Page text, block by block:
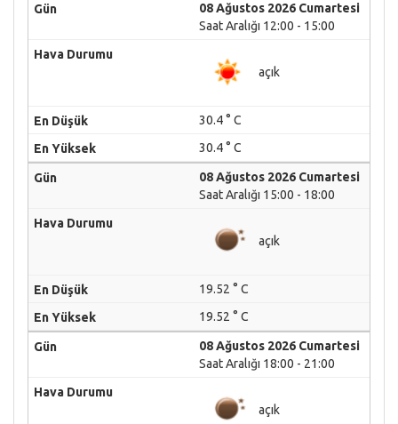
08 Ağustos 2026 Cumartesi
Saat Aralığı 12:00 - 15:00
açık
30.4 ° C
30.4 ° C
08 Ağustos 2026 Cumartesi
Saat Aralığı 15:00 - 18:00
açık
19.52 ° C
19.52 ° C
08 Ağustos 2026 Cumartesi
Saat Aralığı 18:00 - 21:00
açık